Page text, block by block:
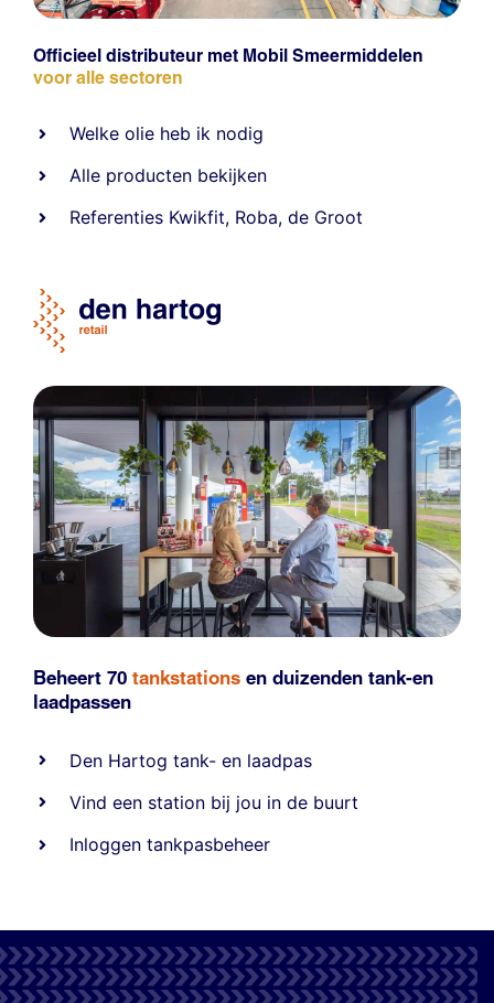
Officieel distributeur met Mobil Smeermiddelen
voor alle sectoren
Welke olie heb ik nodig
Alle producten bekijken
Referenties Kwikfit, Roba,de Groot
Beheert 70 tankstations en duizenden tank-en
laadpassen
Den Hartog tank- en laadpas
Vind een station bij jou in de buurt
Inloggen tankpasbeheer